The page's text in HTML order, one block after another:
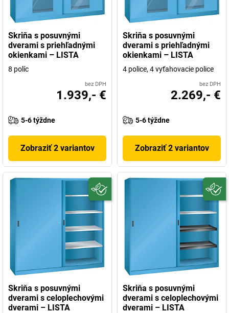
Skriňa s posuvnými
dverami s priehľadnými
okienkami – LISTA
8 políc
bez DPH
1.939,- €
5-6 týždne
Zobraziť 2 variantov
Skriňa s posuvnými
dverami s priehľadnými
okienkami – LISTA
4 police, 4 vyťahovacie police
bez DPH
2.269,- €
5-6 týždne
Zobraziť 2 variantov
Skriňa s posuvnými
dverami s celoplechovými
dverami – LISTA
Skriňa s posuvnými
dverami s celoplechovými
dverami – LISTA